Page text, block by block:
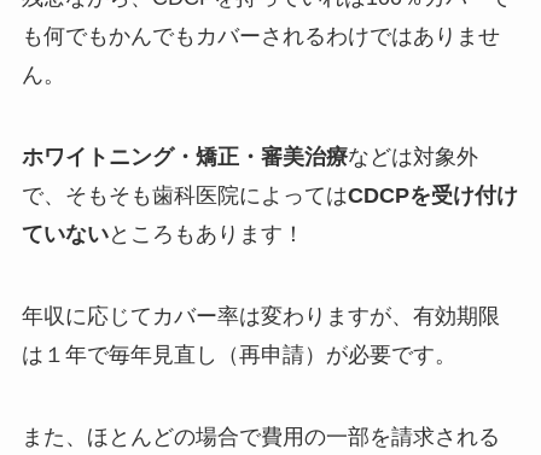
も何でもかんでもカバーされるわけではありませ
ん。
ホワイトニング・矯正・審美治療などは対象外
で、そもそも歯科医院によってはCDCPを受け付け
ていないところもあります！
年収に応じてカバー率は変わりますが、有効期限
は１年で毎年見直し（再申請）が必要です。
また、ほとんどの場合で費用の一部を請求される